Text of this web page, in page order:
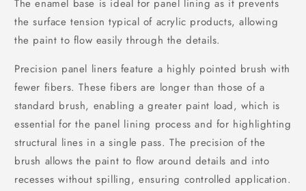
The enamel base is ideal for panel lining as it prevents
the surface tension typical of acrylic products, allowing
the paint to flow easily through the details.
Precision panel liners feature a highly pointed brush with
fewer fibers. These fibers are longer than those of a
standard brush, enabling a greater paint load, which is
essential for the panel lining process and for highlighting
structural lines in a single pass. The precision of the
brush allows the paint to flow around details and into
recesses without spilling, ensuring controlled application.